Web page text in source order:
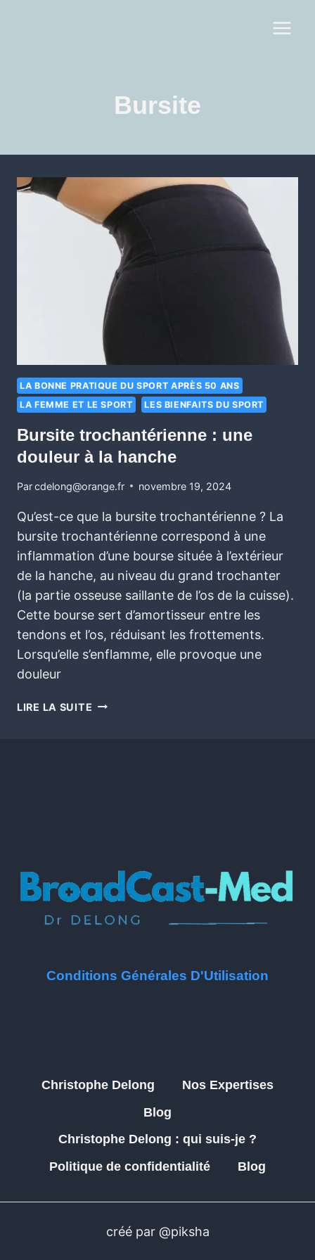
Bursite
LA BONNE PRATIQUE DU SPORT APRÈS 50 ANS
LA FEMME ET LE SPORT
LES BIENFAITS DU SPORT
Bursite trochantérienne : une
douleur à la hanche
Parcdelong@orange.fr novembre 19, 2024
Qu’est-ce que la bursite trochantérienne ? La
bursite trochantérienne correspond à une
inflammation d’une bourse située à l’extérieur
de la hanche, au niveau du grand trochanter
(la partie osseuse saillante de l’os de la cuisse).
Cette bourse sert d’amortisseur entre les
tendons et l’os, réduisant les frottements.
Lorsqu’elle s’enflamme, elle provoque une
douleur
LIRE LA SUITE
Conditions Générales D'Utilisation
Christophe Delong
Nos Expertises
Blog
Christophe Delong : qui suis-je ?
Politique de confidentialité
Blog
créé par @piksha